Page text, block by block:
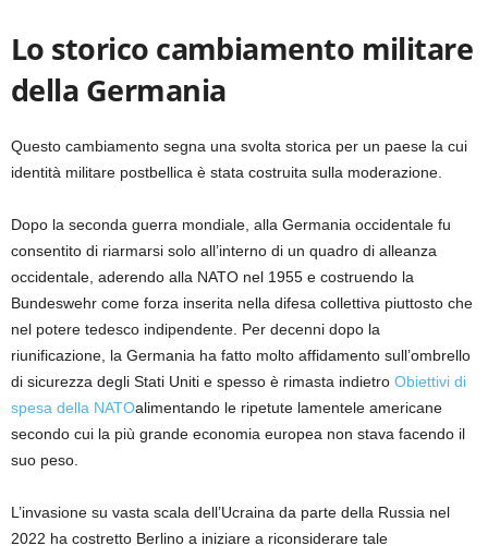
Lo storico cambiamento militare
della Germania
Questo cambiamento segna una svolta storica per un paese la cui
identità militare postbellica è stata costruita sulla moderazione.
Dopo la seconda guerra mondiale, alla Germania occidentale fu
consentito di riarmarsi solo all’interno di un quadro di alleanza
occidentale, aderendo alla NATO nel 1955 e costruendo la
Bundeswehr come forza inserita nella difesa collettiva piuttosto che
nel potere tedesco indipendente. Per decenni dopo la
riunificazione, la Germania ha fatto molto affidamento sull’ombrello
di sicurezza degli Stati Uniti e spesso è rimasta indietro Obiettivi di
spesa della NATOalimentando le ripetute lamentele americane
secondo cui la più grande economia europea non stava facendo il
suo peso.
L’invasione su vasta scala dell’Ucraina da parte della Russia nel
2022 ha costretto Berlino a iniziare a riconsiderare tale